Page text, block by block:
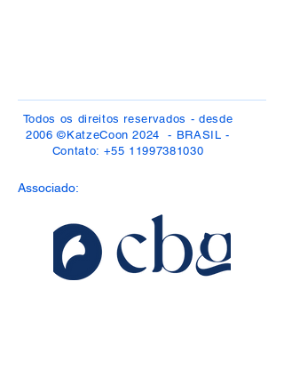
Todos os direitos reservados - desde
2006 ©KatzeCoon 2024 - BRASIL -
Contato: +55 11997381030
Associado: